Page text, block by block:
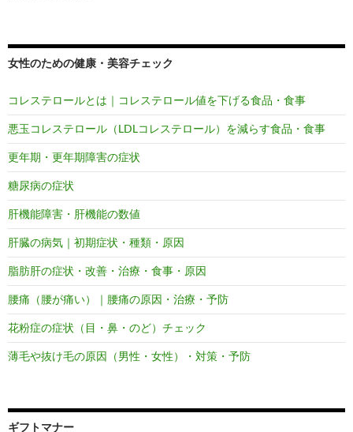
女性のための健康・美容チェック
コレステロールとは｜コレステロール値を下げる食品・食事
悪玉コレステロール（LDLコレステロール）を減らす食品・食事
更年期・更年期障害の症状
糖尿病の症状
肝機能障害・肝機能の数値
肝臓の病気｜初期症状・種類・原因
脂肪肝の症状・改善・治療・食事・原因
腰痛（腰が痛い）｜腰痛の原因・治療・予防
花粉症の症状（目・鼻・のど）チェック
薄毛や抜け毛の原因（男性・女性）・対策・予防
ギフトマナー